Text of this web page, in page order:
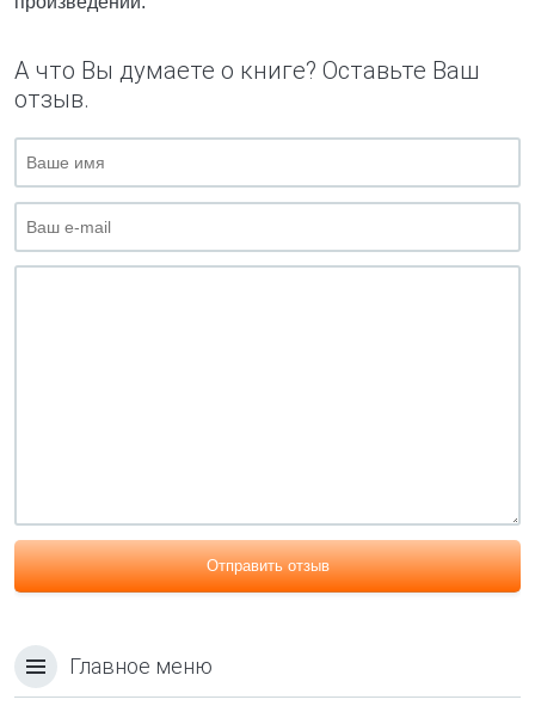
А что Вы думаете о книге? Оставьте Ваш
отзыв.
Отправить отзыв
Главное меню